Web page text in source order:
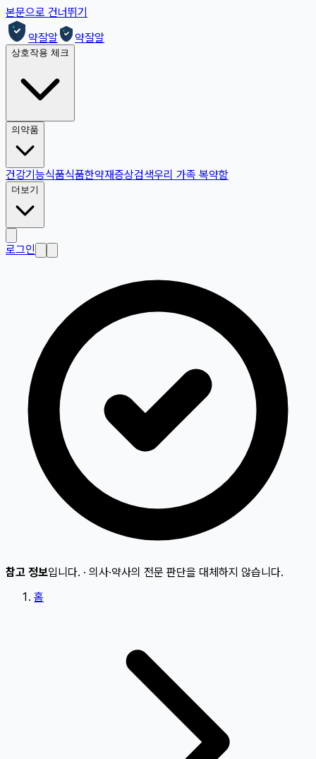
본문으로 건너뛰기
약잘알
약잘알
상호작용 체크
의약품
건강기능식품식품한약재증상검색우리 가족 복약함
더보기
로그인
참고 정보입니다. · 의사·약사의 전문 판단을 대체하지 않습니다.
홈